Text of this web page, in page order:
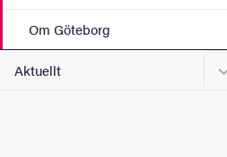
Om Göteborg
Aktuellt